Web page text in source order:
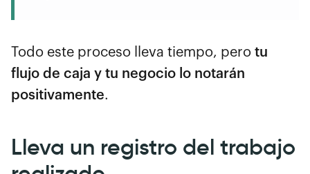
Todo este proceso lleva tiempo, pero tu
flujo de caja y tu negocio lo notarán
positivamente.
Lleva un registro del trabajo